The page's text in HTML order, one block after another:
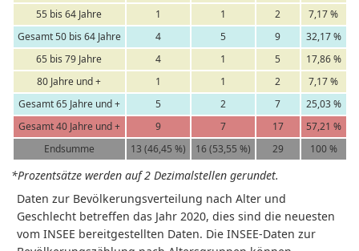
55 bis 64 Jahre
1 1 2
7,17 %
Gesamt 50 bis 64 Jahre
4 5 9
32,17 %
65 bis 79 Jahre
4 1 5
17,86 %
80 Jahre und +
1 1 2
7,17 %
Gesamt 65 Jahre und +
5 2 7
25,03 %
Gesamt 40 Jahre und +
9 7 17
57,21 %
Endsumme
13 (46,45 %) 16 (53,55 %) 29 100 %
*Prozentsätze werden auf 2 Dezimalstellen gerundet.
Daten zur Bevölkerungsverteilung nach Alter und
Geschlecht betreffen das Jahr 2020, dies sind die neuesten
vom INSEE bereitgestellten Daten. Die INSEE-Daten zur